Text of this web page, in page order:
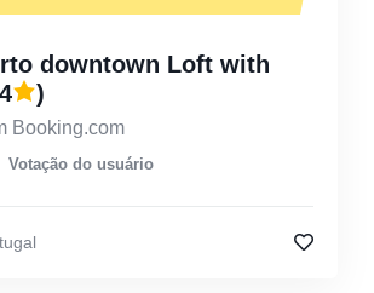
downtown Loft with
)
Booking.com
Votação do usuário